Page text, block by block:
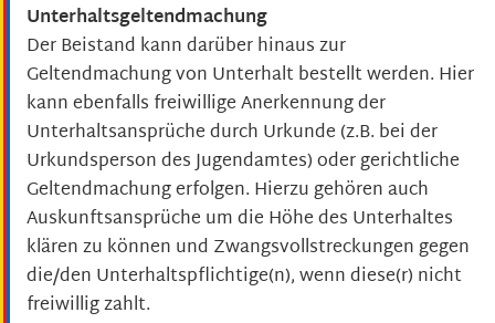
Unterhaltsgeltendmachung
Der Beistand kann darüber hinaus zur
Geltendmachung von Unterhalt bestellt werden. Hier
kann ebenfalls freiwillige Anerkennung der
Unterhaltsansprüche durch Urkunde (z.B. bei der
Urkundsperson des Jugendamtes) oder gerichtliche
Geltendmachung erfolgen. Hierzu gehören auch
Auskunftsansprüche um die Höhe des Unterhaltes
klären zu können und Zwangsvollstreckungen gegen
die/den Unterhaltspflichtige(n), wenn diese(r) nicht
freiwillig zahlt.